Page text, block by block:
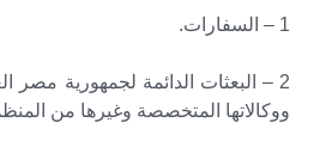
1 – السفارات.
2 – البعثات الدائمة لجمهورية مصر
ووكالاتها المتخصصة وغيرها من